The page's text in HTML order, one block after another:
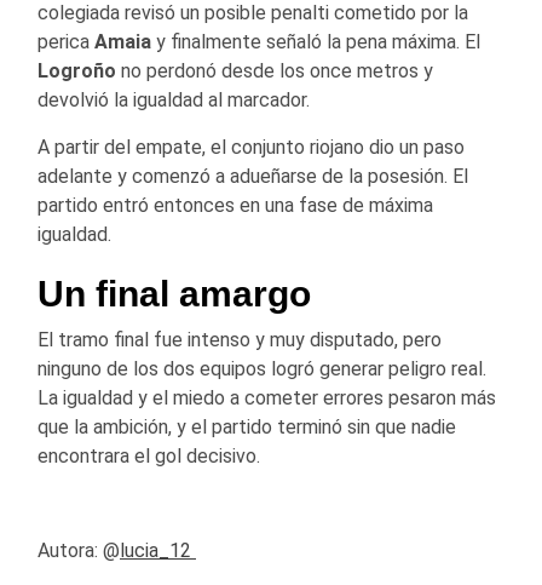
colegiada revisó un posible penalti cometido por la
perica Amaia y finalmente señaló la pena máxima. El
Logroño no perdonó desde los once metros y
devolvió la igualdad al marcador.
A partir del empate, el conjunto riojano dio un paso
adelante y comenzó a adueñarse de la posesión. El
partido entró entonces en una fase de máxima
igualdad.
Un final amargo
El tramo final fue intenso y muy disputado, pero
ninguno de los dos equipos logró generar peligro real.
La igualdad y el miedo a cometer errores pesaron más
que la ambición, y el partido terminó sin que nadie
encontrara el gol decisivo.
Autora: @lucia_12